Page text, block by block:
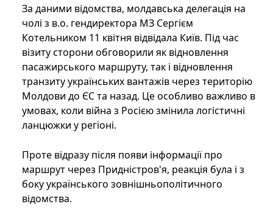
За даними відомства, молдавська делегація на
чолі з в.о. гендиректора МЗ Сергієм
Котельником 11 квітня відвідала Київ. Під час
візиту сторони обговорили як відновлення
пасажирського маршруту, так і відновлення
транзиту українських вантажів через територію
Молдови до ЄС та назад. Це особливо важливо в
умовах, коли війна з Росією змінила логістичні
ланцюжки у регіоні.
Проте відразу після появи інформації про
маршрут через Придністров'я, реакція була і з
боку українського зовнішньополітичного
відомства.